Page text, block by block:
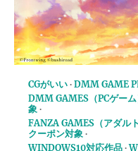
CGがいい DMM GAME
DMM GAMES（PCゲー
象
FANZA GAMES（アダル
クーポン対象
WINDOWS10対応作品